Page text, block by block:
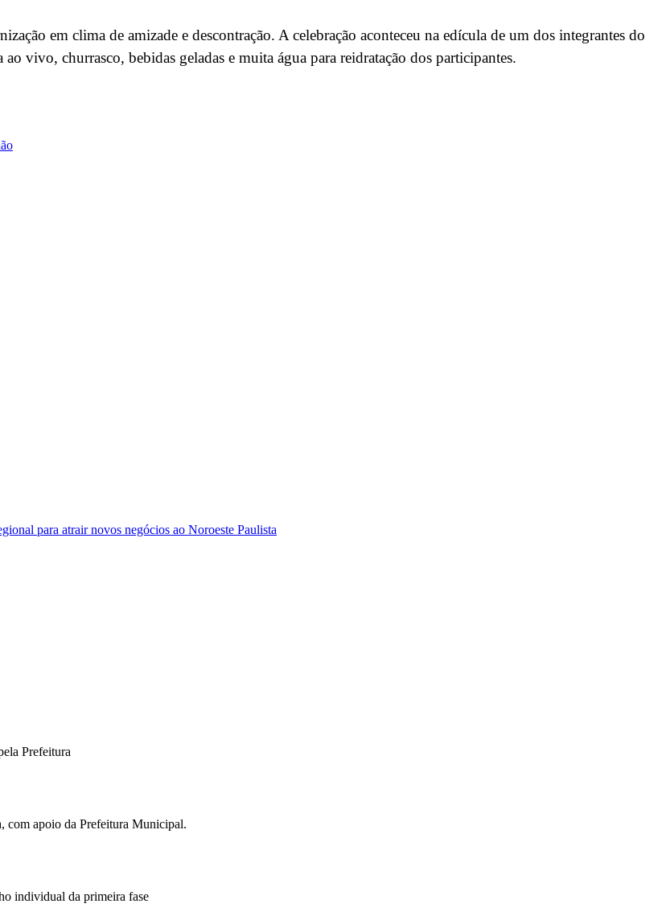
em clima de amizade e descontração. A celebração aconteceu na edícula de um dos integrantes do
vivo, churrasco, bebidas geladas e muita água para reidratação dos participantes.
para atrair novos negócios ao Noroeste Paulista
Prefeitura
com apoio da Prefeitura Municipal.
individual da primeira fase